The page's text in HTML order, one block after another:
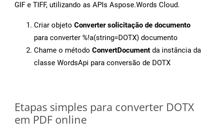
GIF e TIFF, utilizando as APIs Aspose.Words Cloud.
Criar objeto Converter solicitação de documento
para converter %!a(string=DOTX) documento
Chame o método ConvertDocument da instância da
classe WordsApi para conversão de DOTX
Etapas simples para converter DOTX
em PDF online